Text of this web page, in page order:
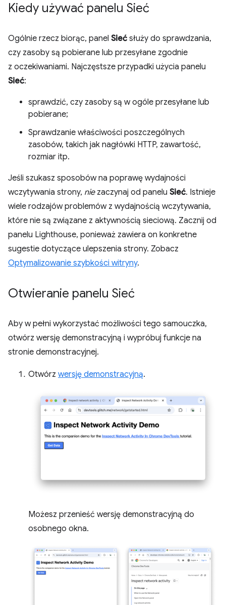
Kiedy używać panelu Sieć
Ogólnie rzecz biorąc, panel Sieć służy do sprawdzania,
czy zasoby są pobierane lub przesyłane zgodnie
z oczekiwaniami. Najczęstsze przypadki użycia panelu
Sieć:
sprawdzić, czy zasoby są w ogóle przesyłane lub
pobierane;
Sprawdzanie właściwości poszczególnych
zasobów, takich jak nagłówki HTTP, zawartość,
rozmiar itp.
Jeśli szukasz sposobów na poprawę wydajności
wczytywania strony, niezaczynaj od panelu Sieć. Istnieje
wiele rodzajów problemów z wydajnością wczytywania,
które nie są związane z aktywnością sieciową. Zacznij od
panelu Lighthouse, ponieważ zawiera on konkretne
sugestie dotyczące ulepszenia strony. Zobacz
Optymalizowanie szybkości witryny.
Otwieranie panelu Sieć
Aby w pełni wykorzystać możliwości tego samouczka,
otwórz wersję demonstracyjną i wypróbuj funkcje na
stronie demonstracyjnej.
Otwórz wersję demonstracyjną.
Możesz przenieść wersję demonstracyjną do
osobnego okna.